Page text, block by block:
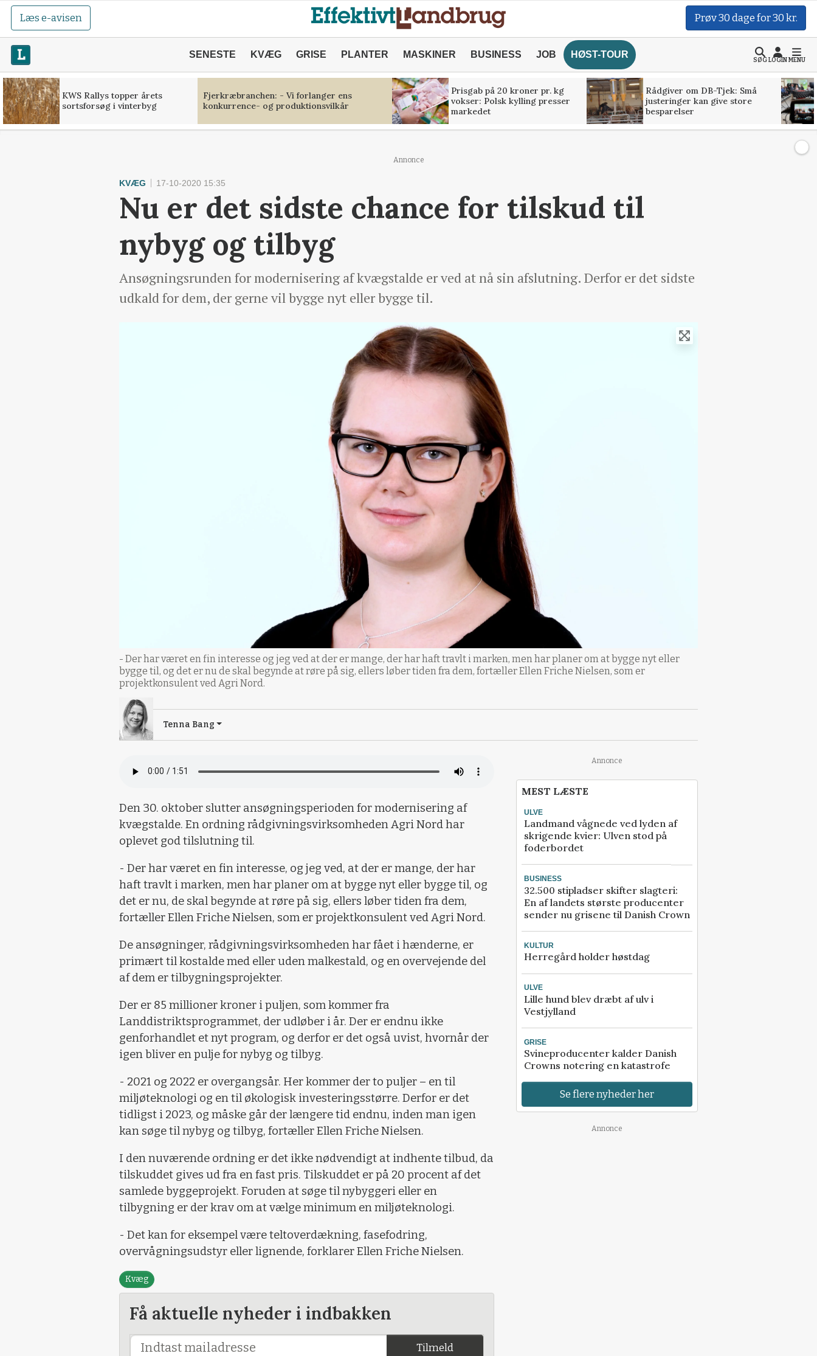
Læs e-avisen Prøv 30 dage for 30 kr.
SENESTE KVÆG GRISE PLANTER MASKINER BUSINESS JOB HØST-TOUR
SØGLOGINMENU
KWS Rallys topper årets
sortsforsøg i vinterbyg
Fjerkræbranchen: - Vi forlanger ens
konkurrence- og produktionsvilkår
Prisgab på 20 kroner pr. kg
vokser: Polsk kylling presser
markedet
Rådgiver om DB-Tjek: Små
justeringer kan give store
besparelser
Annonce
KVÆG 17-10-2020 15:35
Nu er det sidste chance for tilskud til
nybyg og tilbyg
Ansøgningsrunden for modernisering af kvægstalde er ved at nå sin afslutning. Derfor er det sidste
udkald for dem, der gerne vil bygge nyt eller bygge til.
- Der har været en fin interesse og jeg ved at der er mange, der har haft travlt i marken, men har planer om at bygge nyt eller
bygge til, og det er nu de skal begynde at røre på sig, ellers løber tiden fra dem, fortæller Ellen Friche Nielsen, som er
projektkonsulent ved Agri Nord.
Tenna Bang
Den 30. oktober slutter ansøgningsperioden for modernisering af
kvægstalde. En ordning rådgivningsvirksomheden Agri Nord har
oplevet god tilslutning til.
- Der har været en fin interesse, og jeg ved, at der er mange, der har
haft travlt i marken, men har planer om at bygge nyt eller bygge til, og
det er nu, de skal begynde at røre på sig, ellers løber tiden fra dem,
fortæller Ellen Friche Nielsen, som er projektkonsulent ved Agri Nord.
De ansøgninger, rådgivningsvirksomheden har fået i hænderne, er
primært til kostalde med eller uden malkestald, og en overvejende del
af dem er tilbygningsprojekter.
Der er 85 millioner kroner i puljen, som kommer fra
Landdistriktsprogrammet, der udløber i år. Der er endnu ikke
genforhandlet et nyt program, og derfor er det også uvist, hvornår der
igen bliver en pulje for nybyg og tilbyg.
- 2021 og 2022 er overgangsår. Her kommer der to puljer – en til
miljøteknologi og en til økologisk investeringsstørre. Derfor er det
tidligst i 2023, og måske går der længere tid endnu, inden man igen
kan søge til nybyg og tilbyg, fortæller Ellen Friche Nielsen.
I den nuværende ordning er det ikke nødvendigt at indhente tilbud, da
tilskuddet gives ud fra en fast pris. Tilskuddet er på 20 procent af det
samlede byggeprojekt. Foruden at søge til nybyggeri eller en
tilbygning er der krav om at vælge minimum en miljøteknologi.
- Det kan for eksempel være teltoverdækning, fasefodring,
overvågningsudstyr eller lignende, forklarer Ellen Friche Nielsen.
Kvæg
Få aktuelle nyheder i indbakken
Tilmeld
Annonce
MEST LÆSTE
ULVE
Landmand vågnede ved lyden af
skrigende kvier: Ulven stod på
foderbordet
BUSINESS
32.500 stipladser skifter slagteri:
En af landets største producenter
sender nu grisene til Danish Crown
KULTUR
Herregård holder høstdag
ULVE
Lille hund blev dræbt af ulv i
Vestjylland
GRISE
Svineproducenter kalder Danish
Crowns notering en katastrofe
Se flere nyheder her
Annonce